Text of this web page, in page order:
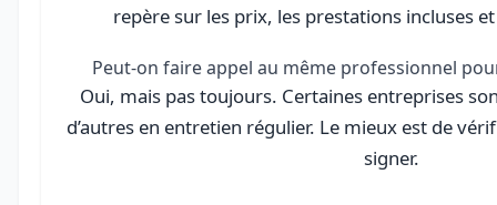
repère sur les prix, les prestations incluses
Peut-on faire appel au même professionnel
Oui, mais pas toujours. Certaines entreprises
d’autres en entretien régulier. Le mieux est de
signer.